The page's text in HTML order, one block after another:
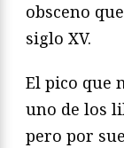
obsceno
siglo XV.
El pico que
uno de los
pero por